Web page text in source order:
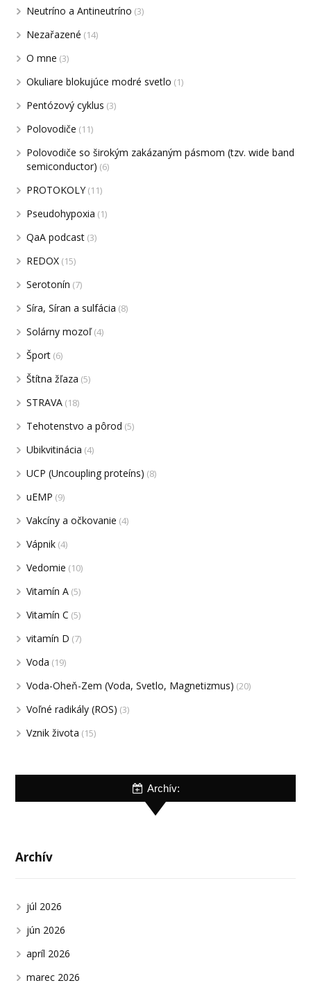
Neutríno a Antineutríno (3)
Nezařazené (14)
O mne (3)
Okuliare blokujúce modré svetlo (1)
Pentózový cyklus (3)
Polovodiče (11)
Polovodiče so širokým zakázaným pásmom (tzv. wide band
semiconductor) (6)
PROTOKOLY(11)
Pseudohypoxia (1)
QaA podcast (3)
REDOX (15)
Serotonín (7)
Síra, Síran a sulfácia (8)
Solárny mozoľ(4)
Šport (6)
Štítna žľaza (5)
STRAVA (18)
Tehotenstvo a pôrod (5)
Ubikvitinácia (4)
UCP (Uncoupling proteíns) (8)
uEMP (9)
Vakcíny a očkovanie (4)
Vápnik (4)
Vedomie (10)
Vitamín A (5)
Vitamín C (5)
vitamín D (7)
Voda (19)
Voda-Oheň-Zem (Voda, Svetlo, Magnetizmus) (20)
Voľné radikály (ROS) (3)
Vznik života (15)
Archív:
Archív
júl 2026
jún 2026
apríl 2026
marec 2026